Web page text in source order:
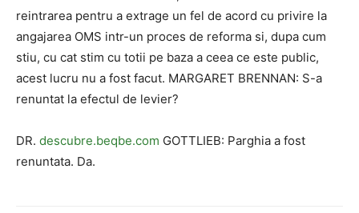
reintrarea pentru a extrage un fel de acord cu privire la
angajarea OMS intr-un proces de reforma si, dupa cum
stiu, cu cat stim cu totii pe baza a ceea ce este public,
acest lucru nu a fost facut. MARGARET BRENNAN: S-a
renuntat la efectul de levier?
DR. descubre.beqbe.com GOTTLIEB: Parghia a fost
renuntata. Da.